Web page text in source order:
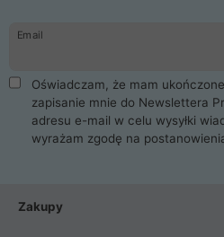
Email
Oświadczam, że mam
zapisanie mnie do Newslettera
adresu e-mail w celu wysyłki
wyrażam zgodę na
Zakupy